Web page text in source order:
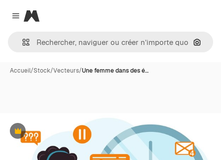
Close menu
Magnific
Accueil/Stock/Vecteurs/Une femme dans des é…
Premium